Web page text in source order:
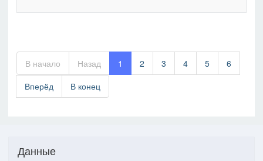
В начало Назад 1 2 3 4 5
6
Вперёд
В конец
Данные